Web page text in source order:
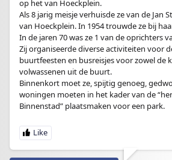
op het van Hoeckplein.
Als 8 jarig meisje verhuisde ze van de Jan
van Hoeckplein. In 1954 trouwde ze bij
In de jaren 70 was ze 1 van de oprichters
Zij organiseerde diverse activiteiten voor
buurtfeesten en busreisjes voor zowel de
volwassenen uit de buurt.
Binnenkort moet ze, spijtig genoeg,
woningen moeten in het kader van de
Binnenstad” plaatsmaken voor een park.